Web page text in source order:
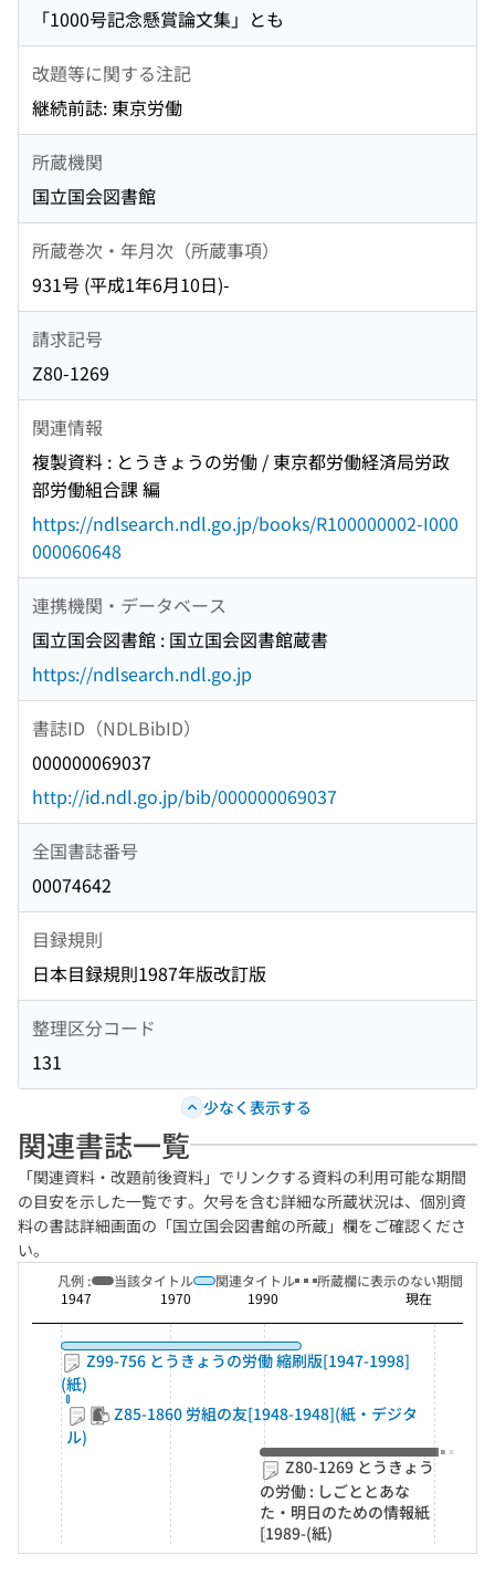
「1000号記念懸賞論文集」とも
改題等に関する注記
継続前誌: 東京労働
所蔵機関
国立国会図書館
所蔵巻次・年月次（所蔵事項）
931号 (平成1年6月10日)-
請求記号
Z80-1269
関連情報
複製資料 : とうきょうの労働 / 東京都労働経済局労政
部労働組合課 編
https://ndlsearch.ndl.go.jp/books/R100000002-I000
000060648
連携機関・データベース
国立国会図書館 : 国立国会図書館蔵書
https://ndlsearch.ndl.go.jp
書誌ID（NDLBibID）
000000069037
http://id.ndl.go.jp/bib/000000069037
全国書誌番号
00074642
目録規則
日本目録規則1987年版改訂版
整理区分コード
131
少なく表示する
関連書誌一覧
「関連資料・改題前後資料」でリンクする資料の利用可能な期間
の目安を示した一覧です。欠号を含む詳細な所蔵状況は、個別資
料の書誌詳細画面の「国立国会図書館の所蔵」欄をご確認くださ
い。
凡例 : 当該タイトル 関連タイトル
所蔵欄に表示のない期間
1947
1970 1990 現在
Z99-756 とうきょうの労働 縮刷版[1947-1998]
(紙)
Z85-1860 労組の友[1948-1948](紙・デジタ
ル)
Z80-1269 とうきょう
の労働 : しごととあな
た・明日のための情報紙
[1989-(紙)